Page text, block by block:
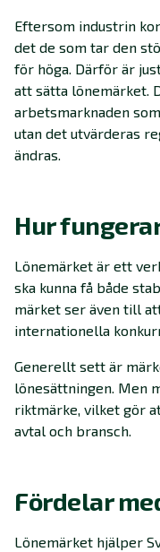
Eftersom industrin
det de som tar den
för höga. Därför är
att sätta lönemärket.
arbetsmarknaden
utan det utvärderas
ändras.
Hur
Lönemärket är ett
ska kunna få både
märket ser även till
internationella
Generellt sett är
lönesättningen. Men
riktmärke, vilket gör
avtal och bransch.
Fördelar
Lönemärket hjälper